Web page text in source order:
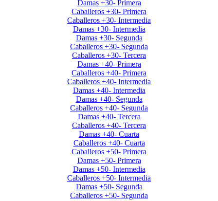
Damas +30- Primera
Caballeros +30- Primera
Caballeros +30- Intermedia
Damas +30- Intermedia
Damas +30- Segunda
Caballeros +30- Segunda
Caballeros +30- Tercera
Damas +40- Primera
Caballeros +40- Primera
Caballeros +40- Intermedia
Damas +40- Intermedia
Damas +40- Segunda
Caballeros +40- Segunda
Damas +40- Tercera
Caballeros +40- Tercera
Damas +40- Cuarta
Caballeros +40- Cuarta
Caballeros +50- Primera
Damas +50- Primera
Damas +50- Intermedia
Caballeros +50- Intermedia
Damas +50- Segunda
Caballeros +50- Segunda